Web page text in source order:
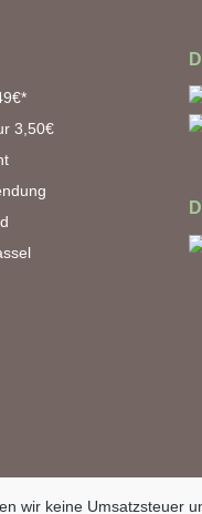
3,50€
wir keine Umsatzsteuer